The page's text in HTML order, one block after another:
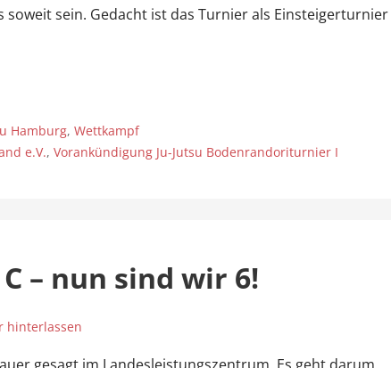
soweit sein. Gedacht ist das Turnier als Einsteigerturnier
Hamburg, Wettkampf
e.V., Vorankündigung Ju-Jutsu Bodenrandoriturnier I
– nun sind wir 6!
hinterlassen